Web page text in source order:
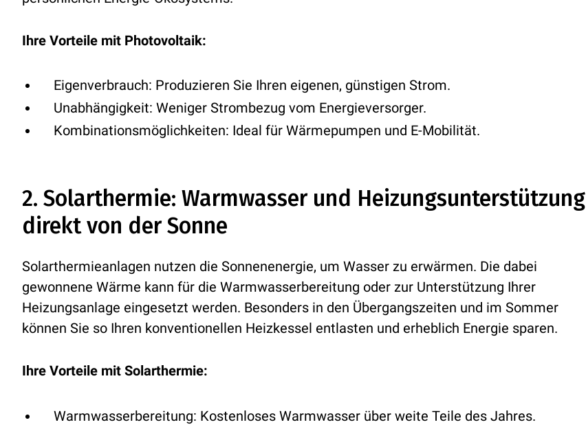
Ihre Vorteile mit Photovoltaik:
Eigenverbrauch: Produzieren Sie Ihren eigenen, günstigen Strom.
Unabhängigkeit: Weniger Strombezug vom Energieversorger.
Kombinationsmöglichkeiten: Ideal für Wärmepumpen und E-Mobilität.
2. Solarthermie: Warmwasser und Heizungsunterstützung
direkt von der Sonne
Solarthermieanlagen nutzen die Sonnenenergie, um Wasser zu erwärmen. Die dabei
gewonnene Wärme kann für die Warmwasserbereitung oder zur Unterstützung Ihrer
Heizungsanlage eingesetzt werden. Besonders in den Übergangszeiten und im Sommer
können Sie so Ihren konventionellen Heizkessel entlasten und erheblich Energie sparen.
Ihre Vorteile mit Solarthermie:
Warmwasserbereitung: Kostenloses Warmwasser über weite Teile des Jahres.